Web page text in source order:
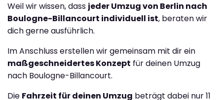
Weil wir wissen, dass jeder Umzug von Berlin nach
Boulogne-Billancourt individuell ist, beraten wir
dich gerne ausführlich.
Im Anschluss erstellen wir gemeinsam mit dir ein
maßgeschneidertes Konzept für deinen Umzug
nach Boulogne-Billancourt.
Die Fahrzeit für deinen Umzug beträgt dabei nur 11